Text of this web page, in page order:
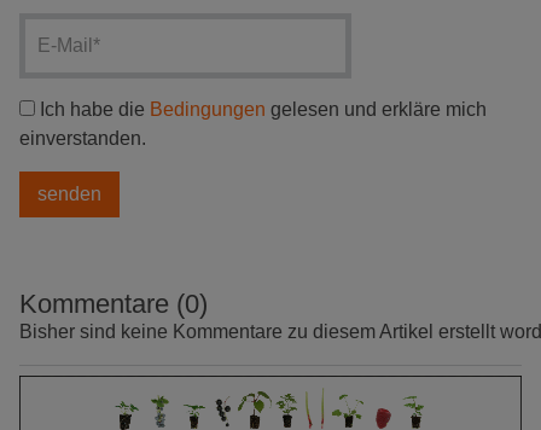
Ich habe die Bedingungen gelesen und erkläre mich
einverstanden.
Kommentare (0)
Bisher sind keine Kommentare zu diesem Artikel erstellt